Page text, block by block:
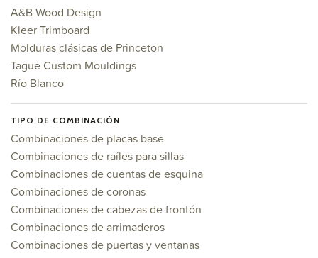
A&B Wood Design
Kleer Trimboard
Molduras clásicas de Princeton
Tague Custom Mouldings
Río Blanco
TIPO DE COMBINACIÓN
Combinaciones de placas base
Combinaciones de raíles para sillas
Combinaciones de cuentas de esquina
Combinaciones de coronas
Combinaciones de cabezas de frontón
Combinaciones de arrimaderos
Combinaciones de puertas y ventanas